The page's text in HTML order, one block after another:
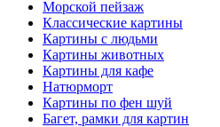
Морской пейзаж
Классические картины
Картины с людьми
Картины животных
Картины для кафе
Натюрморт
Картины по фен шуй
Багет, рамки для картин